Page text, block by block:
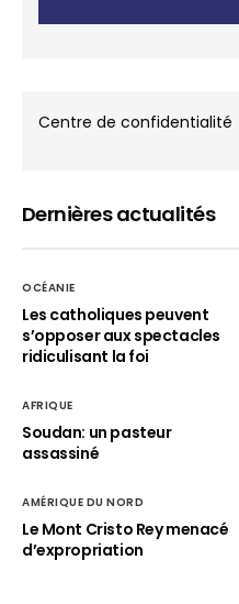
Centre de confidentialité
Dernières actualités
OCÉANIE
Les catholiques peuvent
s’opposer aux spectacles
ridiculisant la foi
AFRIQUE
Soudan: un pasteur
assassiné
AMÉRIQUE DU NORD
Le Mont Cristo Rey menacé
d’expropriation